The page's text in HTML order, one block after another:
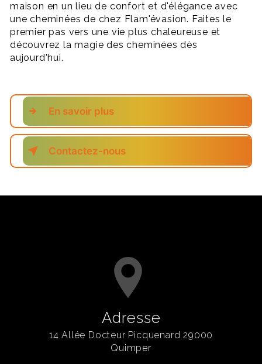
maison en un lieu de confort et d'élégance avec
une cheminées de chez Flam'évasion. Faites le
premier pas vers une vie plus chaleureuse et
découvrez la magie des cheminées dès
aujourd'hui.
En savoir plus
Contactez-nous
Adresse
14 Allée Docteur Picquenard 29000
Quimper